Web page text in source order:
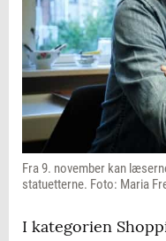
Fra 9. november kan
statuetterne. Foto: Maria
I kategorien